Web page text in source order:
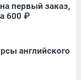
первый заказ,
600 ₽
английского